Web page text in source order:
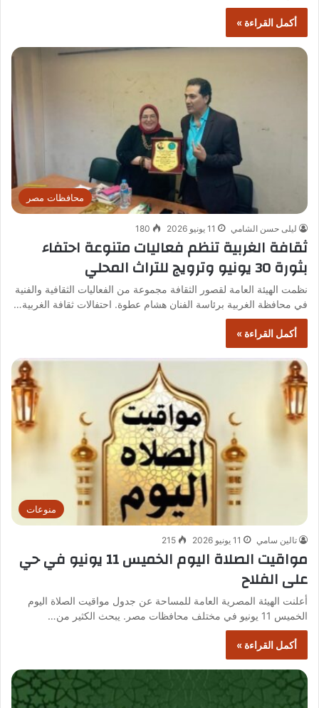
أكمل القراءة »
محافظات مصر
ليلى حسن الشامي 11 يونيو 2026 180
ثقافة الغربية تنظم فعاليات متنوعة احتفاء
بثورة 30 يونيو وترويج للتراث المحلي
نظمت الهيئة العامة لقصور الثقافة مجموعة من الفعاليات الثقافية والفنية
في محافظة الغربية برئاسة الفنان هشام عطوة. احتفالات ثقافة الغربية…
أكمل القراءة »
منوعات
تالين سامي 11 يونيو 2026 215
مواقيت الصلاة اليوم الخميس 11 يونيو في حي
على الفلاح
أعلنت الهيئة المصرية العامة للمساحة عن جدول مواقيت الصلاة اليوم
الخميس 11 يونيو في مختلف محافظات مصر. يبحث الكثير من…
أكمل القراءة »